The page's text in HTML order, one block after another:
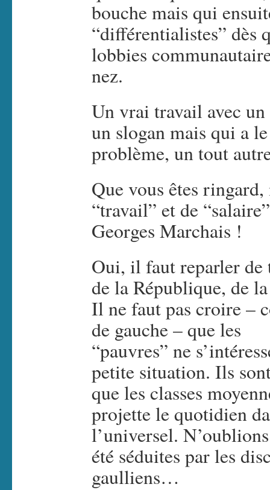
bouche mais qui
“différentialistes” dès
lobbies
nez.
Un vrai travail avec un
un slogan mais qui a
problème, un tout
Que vous êtes
“travail” et de
Georges Marchais !
Oui, il faut reparler de
de la République, de
Il ne faut pas croire –
de gauche – que les
“pauvres” ne
petite situation. Ils
que les classes
projette le quotidien
l’universel.
été séduites par les
gaulliens…